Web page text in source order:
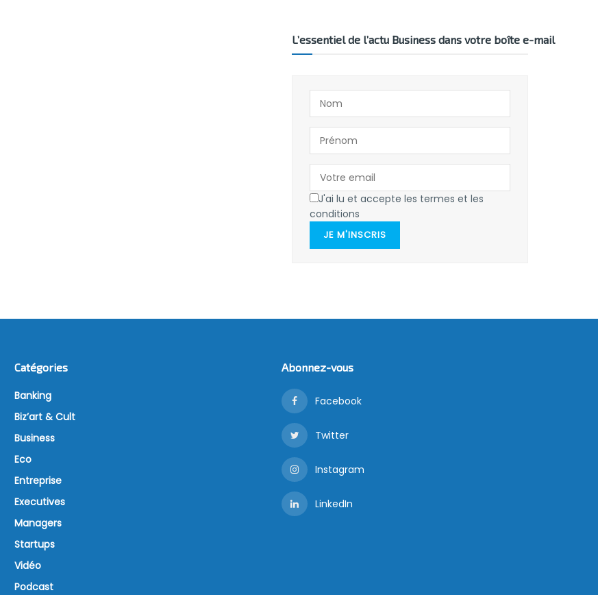
L’essentiel de l’actu Business dans votre boîte e-mail
J'ai lu et accepte les termes et les
conditions
JE M'INSCRIS
Catégories
Banking
Biz’art & Cult
Business
Eco
Entreprise
Executives
Managers
Startups
Vidéo
Podcast
Abonnez-vous
Facebook
Twitter
Instagram
LinkedIn